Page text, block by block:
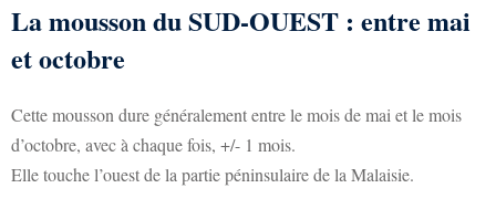
La mousson du SUD-OUEST : entre mai
et octobre
Cette mousson dure généralement entre le mois de mai et le mois
d’octobre, avec à chaque fois, +/- 1 mois.
Elle touche l’ouest de la partie péninsulaire de la Malaisie.